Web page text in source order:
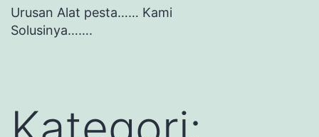
Urusan Alat pesta…… Kami
Solusinya…….